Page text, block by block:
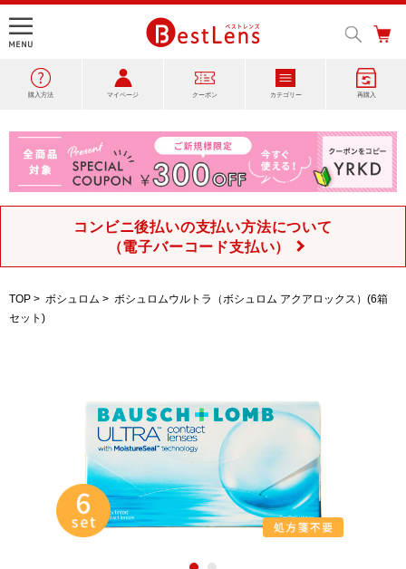
購入方法 マイページ クーポン カテゴリー 再購入
コンビニ後払いの支払い方法について
（電子バーコード支払い）
TOP > ボシュロム > ボシュロムウルトラ（ボシュロム アクアロックス）(6箱
セット)